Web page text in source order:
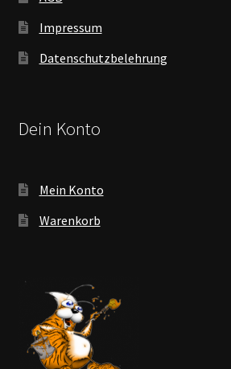
Impressum
Datenschutzbelehrung
Dein Konto
Mein Konto
Warenkorb